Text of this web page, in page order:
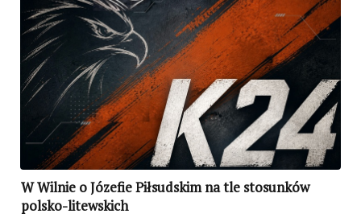
W Wilnie o Józefie Piłsudskim na tle stosunków
polsko-litewskich